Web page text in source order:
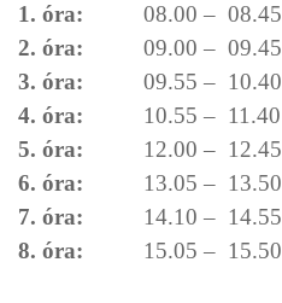
1. óra:
08.00 – 08.45
2. óra: 09.00 – 09.45
3. óra: 09.55 – 10.40
4. óra: 10.55 – 11.40
5. óra: 12.00 – 12.45
6. óra: 13.05 – 13.50
7. óra: 14.10 – 14.55
8. óra: 15.05 – 15.50